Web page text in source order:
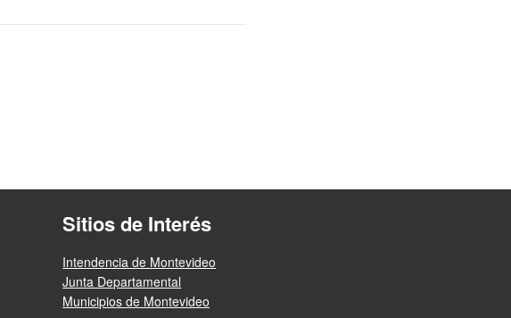
Sitios de Interés
Intendencia de Montevideo
Junta Departamental
Municipios de Montevideo